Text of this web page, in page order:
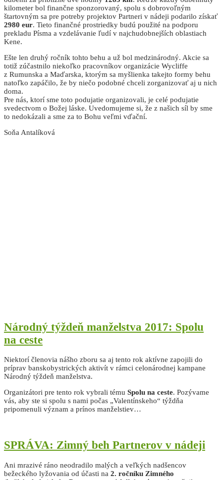
kilometer bol finančne sponzorovaný, spolu s dobrovoľným
štartovným sa pre potreby projektov Partneri v nádeji podarilo získať
2980 eur. Tieto finančné prostriedky budú použité na podporu
prekladu Písma a vzdelávanie ľudí v najchudobnejších oblastiach
Kene.
Ešte len druhý ročník tohto behu a už bol medzinárodný. Akcie sa
totiž zúčastnilo niekoľko pracovníkov organizácie Wycliffe
z Rumunska a Maďarska, ktorým sa myšlienka takejto formy behu
natoľko zapáčilo, že by niečo podobné chceli zorganizovať aj u nich
doma.
Pre nás, ktorí sme toto podujatie organizovali, je celé podujatie
svedectvom o Božej láske. Uvedomujeme si, že z našich síl by sme
to nedokázali a sme za to Bohu veľmi vďační.
Soňa Antalíková
Národný týždeň manželstva 2017: Spolu
na ceste
Niektorí členovia nášho zboru sa aj tento rok aktívne zapojili do
príprav banskobystrických aktivít v rámci celonárodnej kampane
Národný týždeň manželstva.
Organizátori pre tento rok vybrali tému Spolu na ceste. Pozývame
vás, aby ste si spolu s nami počas „Valentínskeho“ týždňa
pripomenuli význam a prínos manželstiev…
SPRÁVA: Zimný beh Partnerov v nádeji
Ani mrazivé ráno neodradilo malých a veľkých nadšencov
bežeckého lyžovania od účasti na 2. ročníku Zimného